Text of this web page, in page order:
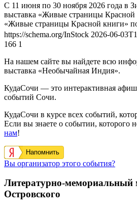
С 11 июня по 30 ноября 2026 года в
выставка «Живые страницы
«Живые страницы Красной книги»
https://schema.org/InStock 2026-06-
166 1
На нашем сайте вы найдете всю
выставка «Необычайная Индия».
КудаСочи — это интерактивная
событий Сочи.
КудаСочи в курсе всех событий,
Если вы знаете о событии, которого
нам!
Напомнить
Вы организатор этого события?
Литературно-мемориальный
Островского